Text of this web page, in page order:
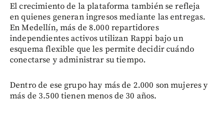
El crecimiento de la plataforma también se refleja
en quienes generan ingresos mediante las entregas.
En Medellín, más de 8.000 repartidores
independientes activos utilizan Rappi bajo un
esquema flexible que les permite decidir cuándo
conectarse y administrar su tiempo.
Dentro de ese grupo hay más de 2.000 son mujeres y
más de 3.500 tienen menos de 30 años.